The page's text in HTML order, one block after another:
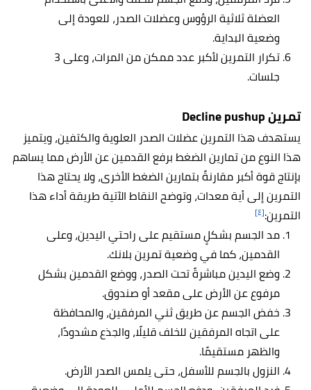
العضلة ثلاثية الرؤوس وعضلات الصدر، للعودة إلى
وضعية البداية.
تكرار التمرين لأكبر عدد ممكن من المرات، وعلى 3
جلسات.
تمرين Decline pushup
يستهدف هذا التمرين عضلات الصدر العلوية والكتفين، ويتميز
هذا النوع من تمارين الضغط برفع القدمين عن الأرض مما يساهم
بإنتاج قوة أكبر مقارنةً بتمارين الضغط الأخرى، ولا يحتاج هذا
التمرين إلى أية معدات، وتوضح النقاط الآتية طريقة أداء هذا
التمرين:[٤]
مد الجسم بشكلٍ مستقيم على راحتي اليدين، وعلى
القدمين، كما في وضعية تمرين بلانك.
وضع اليدين مباشرةً تحت الصدر، ووضع القدمين بشكل
مرفوع عن الأرض على مقعد أو صندوق.
خفض الجسم عن طريق ثني المرفقين، والمحافظة
على اتجاه المرفقين للخلف قليلًا، والجذع مشدودًا،
والظهر مستقيمًا.
النزول بالجسم للأسفل، حتى يلمس الصدر الأرض.